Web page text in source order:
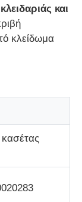
και
κλείδωμα
κασέτας